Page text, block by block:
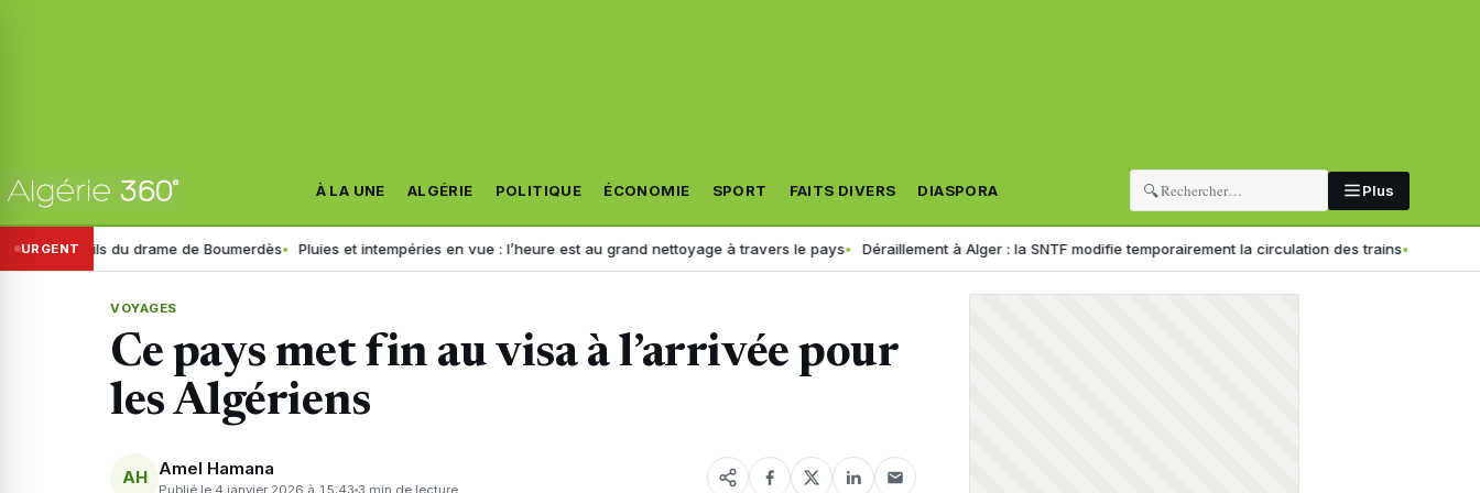
À LA UNE ALGÉRIE POLITIQUE ÉCONOMIE SPORT FAITS DIVERS DIASPORA 🔍 Plus
URGENT
du drame de Boumerdès Pluies et intempéries en vue : l’heure est au grand nettoyage à travers le pays Déraillement à Alger : la SNTF modifie temporairement la circulation des trains Formation
VOYAGES
Ce pays met fin au visa à l’arrivée pour
les Algériens
AH Amel Hamana
Publié le 4 janvier 2026 à 15:43 3 min de lecture